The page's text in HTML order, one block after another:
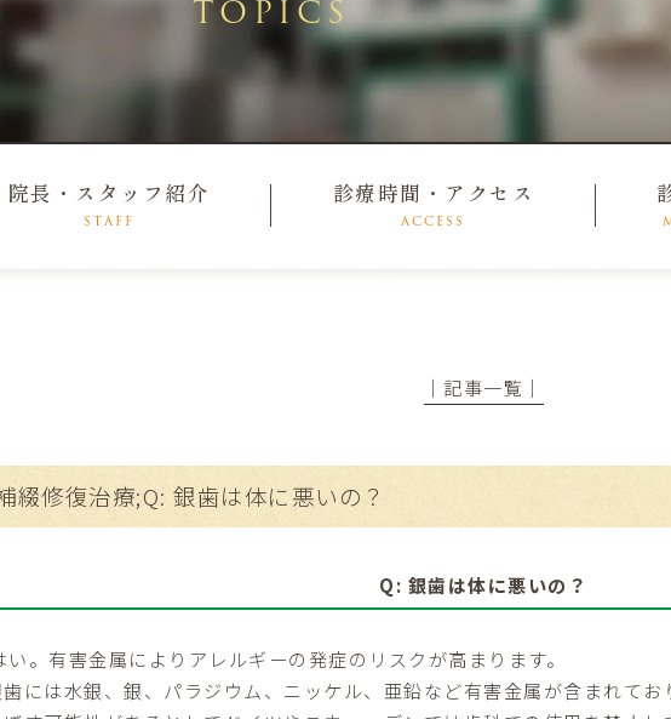
TOPICS
院長・スタッフ紹介
STAFF
診療時間・アクセス
ACCESS
│記事一覧│
綴修復治療;Q: 銀歯は体に悪いの？
Q: 銀歯は体に悪いの？
い。有害金属によりアレルギーの発症のリスクが高まります。
は水銀、銀、パラジウム、ニッケル、亜鉛など有害金属が含まれてお